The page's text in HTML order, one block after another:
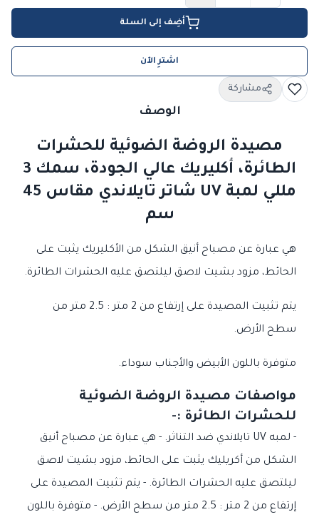
أضِف إلى السلة
اشترِ الآن
مشاركة
الوصف
مصيدة الروضة الضوئية للحشرات
الطائرة، أكليريك عالي الجودة، سمك 3
مللي لمبة UV شاتر تايلاندي مقاس 45
سم
هي عبارة عن مصباح أنيق الشكل من الأكليريك يثبت على
الحائط، مزود بشيت لاصق ليلتصق عليه الحشرات الطائرة.
يتم تثبيت المصيدة على إرتفاع من 2 متر : 2.5 متر من
سطح الأرض.
متوفرة باللون الأبيض والأجناب سوداء.
مواصفات مصيدة الروضة الضوئية
للحشرات الطائرة :-
- لمبه UV تايلاندي ضد التناثر. - هي عبارة عن مصباح أنيق
الشكل من أكريليك يثبت على الحائط، مزود بشيت لاصق
ليلتصق عليه الحشرات الطائرة. - يتم تثبيت المصيدة على
إرتفاع من 2 متر : 2.5 متر من سطح الأرض. - متوفرة باللون